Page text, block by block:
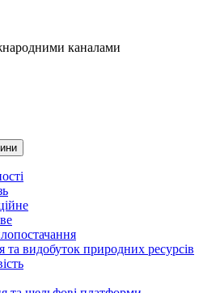
каналами
та видобуток природних ресурсів